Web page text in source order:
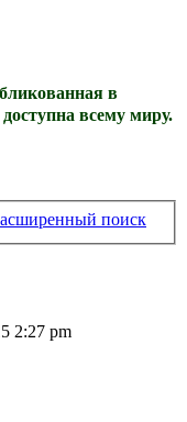
в
всему миру.
поиск
2:27 pm